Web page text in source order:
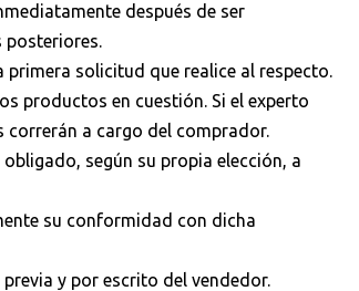
después de ser
posteriores.
solicitud que realice al respecto.
productos en cuestión. Si el experto
correrán a cargo del comprador.
según su propia elección, a
su conformidad con dicha
y por escrito del vendedor.